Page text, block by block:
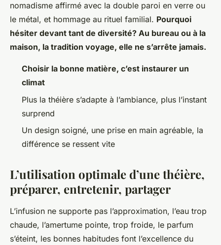
nomadisme affirmé avec la double paroi en verre ou
le métal, et hommage au rituel familial. Pourquoi
hésiter devant tant de diversité? Au bureau ou à la
maison, la tradition voyage, elle ne s’arrête jamais.
Choisir la bonne matière, c’est instaurer un
climat
Plus la théière s’adapte à l’ambiance, plus l’instant
surprend
Un design soigné, une prise en main agréable, la
différence se ressent vite
L’utilisation optimale d’une théière,
préparer, entretenir, partager
L’infusion ne supporte pas l’approximation, l’eau trop
chaude, l’amertume pointe, trop froide, le parfum
s’éteint, les bonnes habitudes font l’excellence du